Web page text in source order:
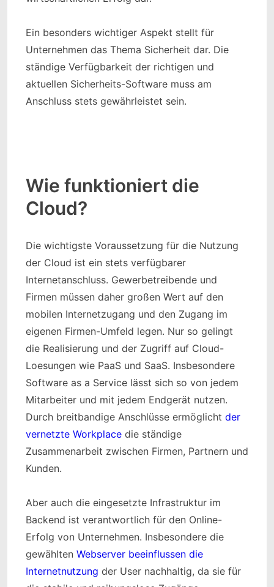
Ein besonders wichtiger Aspekt stellt für
Unternehmen das Thema Sicherheit dar. Die
ständige Verfügbarkeit der richtigen und
aktuellen Sicherheits-Software muss am
Anschluss stets gewährleistet sein.
Wie funktioniert die
Cloud?
Die wichtigste Voraussetzung für die Nutzung
der Cloud ist ein stets verfügbarer
Internetanschluss. Gewerbetreibende und
Firmen müssen daher großen Wert auf den
mobilen Internetzugang und den Zugang im
eigenen Firmen-Umfeld legen. Nur so gelingt
die Realisierung und der Zugriff auf Cloud-
Loesungen wie PaaS und SaaS. Insbesondere
Software as a Service lässt sich so von jedem
Mitarbeiter und mit jedem Endgerät nutzen.
Durch breitbandige Anschlüsse ermöglicht der
vernetzte Workplace die ständige
Zusammenarbeit zwischen Firmen, Partnern und
Kunden.
Aber auch die eingesetzte Infrastruktur im
Backend ist verantwortlich für den Online-
Erfolg von Unternehmen. Insbesondere die
gewählten Webserver beeinflussen die
Internetnutzung der User nachhaltig, da sie für